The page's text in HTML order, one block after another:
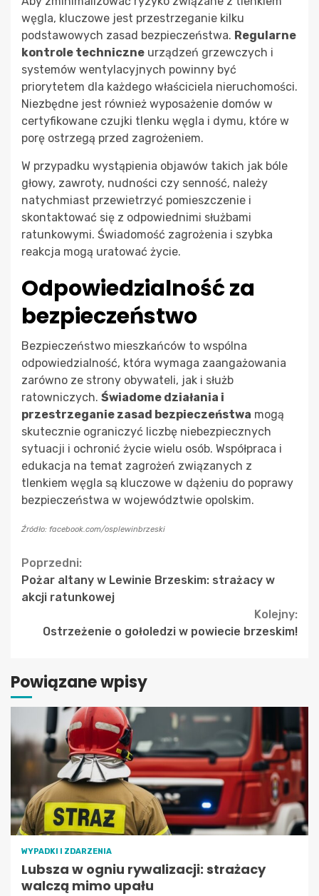
węgla, kluczowe jest przestrzeganie kilku
podstawowych zasad bezpieczeństwa. Regularne
kontrole techniczne urządzeń grzewczych i
systemów wentylacyjnych powinny być
priorytetem dla każdego właściciela nieruchomości.
Niezbędne jest również wyposażenie domów w
certyfikowane czujki tlenku węgla i dymu, które w
porę ostrzegą przed zagrożeniem.
W przypadku wystąpienia objawów takich jak bóle
głowy, zawroty, nudności czy senność, należy
natychmiast przewietrzyć pomieszczenie i
skontaktować się z odpowiednimi służbami
ratunkowymi. Świadomość zagrożenia i szybka
reakcja mogą uratować życie.
Odpowiedzialność za
bezpieczeństwo
Bezpieczeństwo mieszkańców to wspólna
odpowiedzialność, która wymaga zaangażowania
zarówno ze strony obywateli, jak i służb
ratowniczych. Świadome działania i
przestrzeganie zasad bezpieczeństwa mogą
skutecznie ograniczyć liczbę niebezpiecznych
sytuacji i ochronić życie wielu osób. Współpraca i
edukacja na temat zagrożeń związanych z
tlenkiem węgla są kluczowe w dążeniu do poprawy
bezpieczeństwa w województwie opolskim.
Źródło: facebook.com/osplewinbrzeski
Continue
Reading
Poprzedni:
Pożar altany w Lewinie Brzeskim: strażacy w
akcji ratunkowej
Kolejny:
Ostrzeżenie o gołoledzi w powiecie brzeskim!
Powiązane wpisy
WYPADKI I ZDARZENIA
Lubsza w ogniu rywalizacji: strażacy
walczą mimo upału